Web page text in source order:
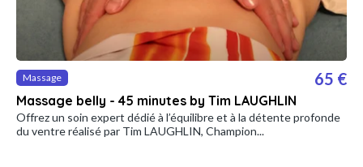
Massage
Massage belly - 45 minutes by Tim LAUGHLIN
65 €
Offrez un soin expert dédié à l’équilibre et à la détente profonde
du ventre réalisé par Tim LAUGHLIN, Champion...